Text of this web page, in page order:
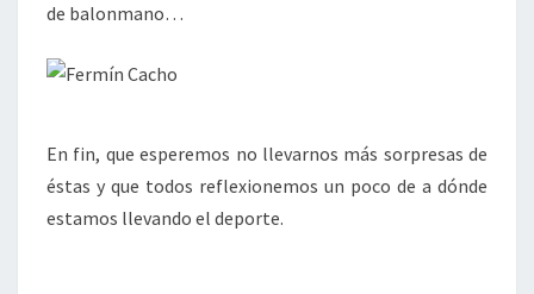
de balonmano…
En fin, que esperemos no llevarnos más sorpresas de
éstas y que todos reflexionemos un poco de a dónde
estamos llevando el deporte.